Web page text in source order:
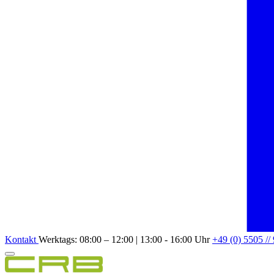
Kontakt Werktags: 08:00 – 12:00 | 13:00 - 16:00 Uhr+49 (0) 5505 //